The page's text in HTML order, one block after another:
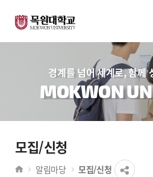
경계를 넘어 세계로, 함께
MOKWON
모집/신청
알림마당 모집/신청